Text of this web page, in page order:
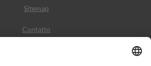
Sitemap
Contatto